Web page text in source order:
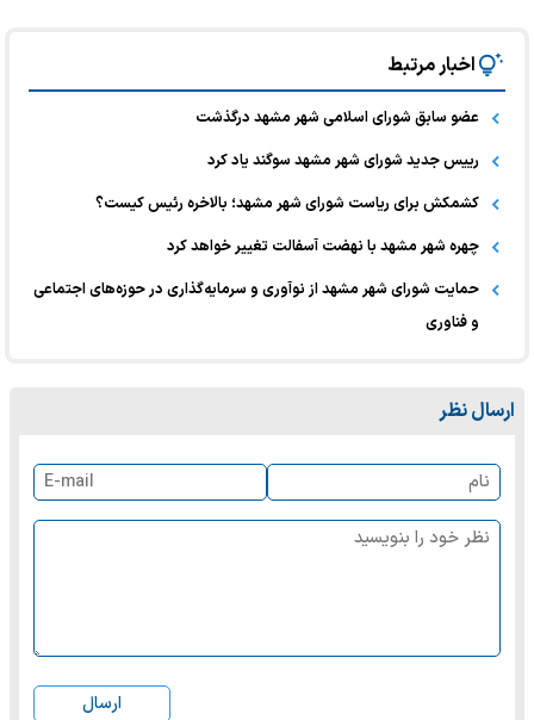
اخبار مرتبط
عضو سابق شورای اسلامی شهر مشهد درگذشت
رییس جدید شورای شهر مشهد سوگند یاد کرد
کشمکش برای ریاست شورای شهر مشهد؛ بالاخره رئیس کیست؟
چهره شهر مشهد با نهضت آسفالت تغییر خواهد کرد
حمایت شورای شهر مشهد از نوآوری و سرمایه‌گذاری در حوزه‌های اجتماعی
و فناوری
ارسال نظر
ارسال